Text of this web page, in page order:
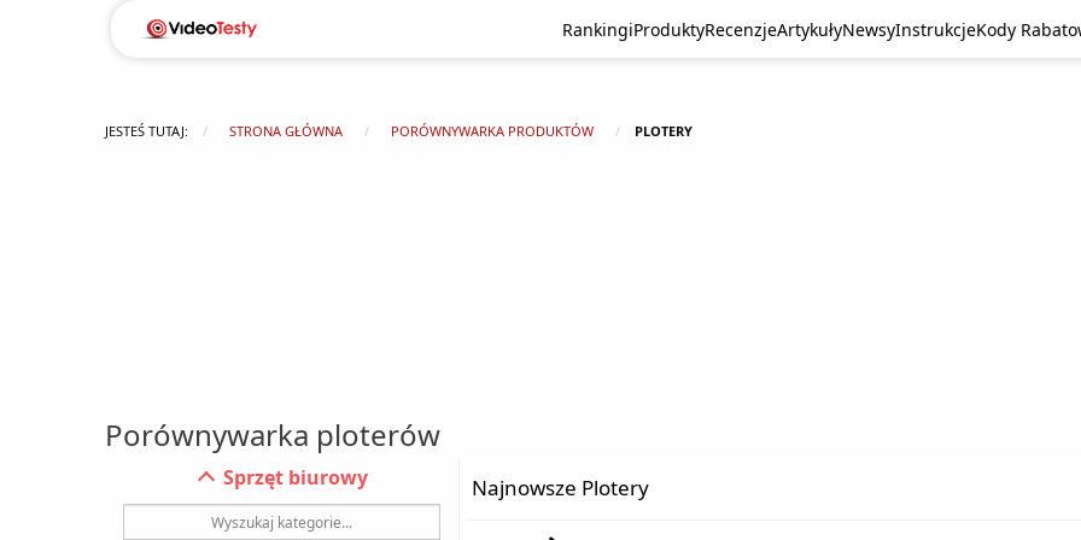
RankingiProduktyRecenzjeArtykułyNewsyInstrukcjeKody
JESTEŚ TUTAJ: STRONA GŁÓWNA PORÓWNYWARKA PRODUKTÓW PLOTERY
Porównywarka ploterów
Sprzęt biurowy Najnowsze Plotery